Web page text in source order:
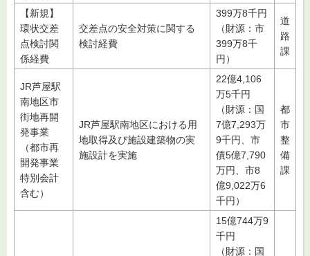
【新規】
環状交差
点検討関
係経費
交差点の安全対策に関する
検討経費
399万8千円
（財源：市
399万8千
円）
道
路
課
JR芦屋駅
南地区市
街地再開
発事業
（都市再
開発事業
特別会計
含む）
JR芦屋駅南地区における用
地取得及び施設建築物の実
施設計を実施
22億4,106
万5千円
（財源：国
7億7,293万
9千円、市
債5億7,790
万円、市8
億9,022万6
千円）
都
市
整
備
課
15億744万9
千円
（財源：国